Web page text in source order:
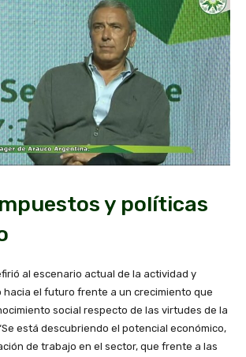
y políticas
al escenario actual de la actividad y
hacia el futuro frente a un crecimiento que
social respecto de las virtudes de la
está descubriendo el potencial económico,
de trabajo en el sector, que frente a las